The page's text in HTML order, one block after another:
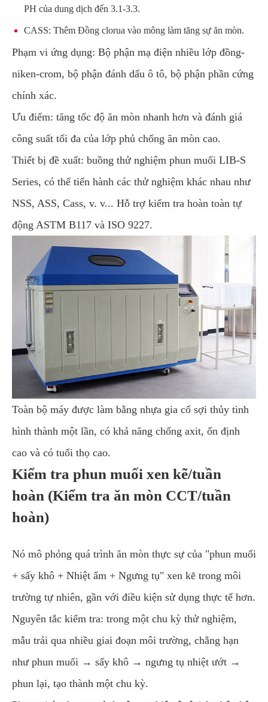
PH của dung dịch đến 3.1-3.3.
CASS: Thêm Đồng clorua vào mông làm tăng sự ăn mòn.
Phạm vi ứng dụng: Bộ phận mạ điện nhiều lớp đồng-
niken-crom, bộ phận đánh dấu ô tô, bộ phận phần cứng
chính xác.
Ưu điểm: tăng tốc độ ăn mòn nhanh hơn và đánh giá
công suất tối đa của lớp phủ chống ăn mòn cao.
Thiết bị đề xuất: buồng thử nghiệm phun muối LIB-S
Series, có thể tiến hành các thử nghiệm khác nhau như
NSS, ASS, Cass, v. v... Hỗ trợ kiểm tra hoàn toàn tự
động ASTM B117 và ISO 9227.
Toàn bộ máy được làm bằng nhựa gia cố sợi thủy tinh
hình thành một lần, có khả năng chống axit, ổn định
cao và có tuổi thọ cao.
Kiểm tra phun muối xen kẽ/tuần
hoàn (Kiểm tra ăn mòn CCT/tuần
hoàn)
Nó mô phỏng quá trình ăn mòn thực sự của "phun muối
+ sấy khô + Nhiệt ẩm + Ngưng tụ" xen kẽ trong môi
trường tự nhiên, gần với điều kiện sử dụng thực tế hơn.
Nguyên tắc kiểm tra: trong một chu kỳ thử nghiệm,
mẫu trải qua nhiều giai đoạn môi trường, chẳng hạn
như phun muối → sấy khô → ngưng tụ nhiệt ướt →
phun lại, tạo thành một chu kỳ.